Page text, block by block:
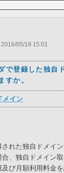
05/19 15:01
で登録した独自
すか。
メイン
れた独自ドメイ
、独自ドメイン
び月額利用料金